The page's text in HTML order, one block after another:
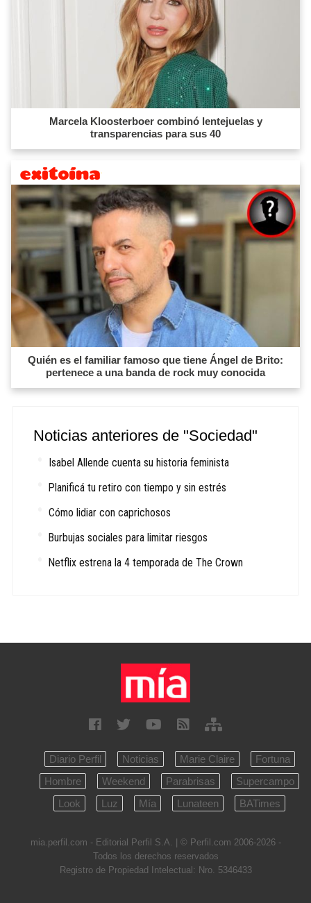
Marcela Kloosterboer combinó lentejuelas y
transparencias para sus 40
Quién es el familiar famoso que tiene Ángel de Brito:
pertenece a una banda de rock muy conocida
Noticias anteriores de "Sociedad"
Isabel Allende cuenta su historia feminista
Planificá tu retiro con tiempo y sin estrés
Cómo lidiar con caprichosos
Burbujas sociales para limitar riesgos
Netflix estrena la 4 temporada de The Crown
Diario Perfil Noticias Marie Claire
Fortuna
Hombre
Weekend Parabrisas
Supercampo
Look
Luz Mía Lunateen BATimes
mia.perfil.com - Editorial Perfil S.A.
| © Perfil.com 2006-2026 -
Todos los derechos reservados
Registro de Propiedad Intelectual: Nro. 5346433